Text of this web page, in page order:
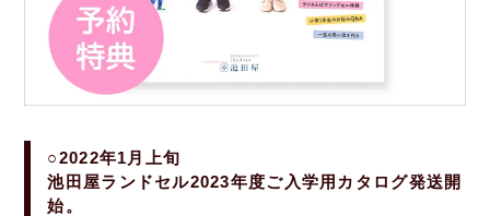
○2022年1月上旬
池田屋ランドセル2023年度ご入学用カタログ発送開
始。